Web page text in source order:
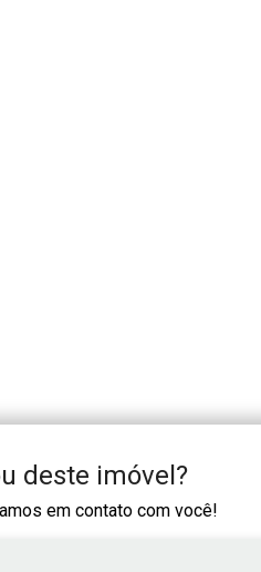
deste imóvel?
em contato com você!